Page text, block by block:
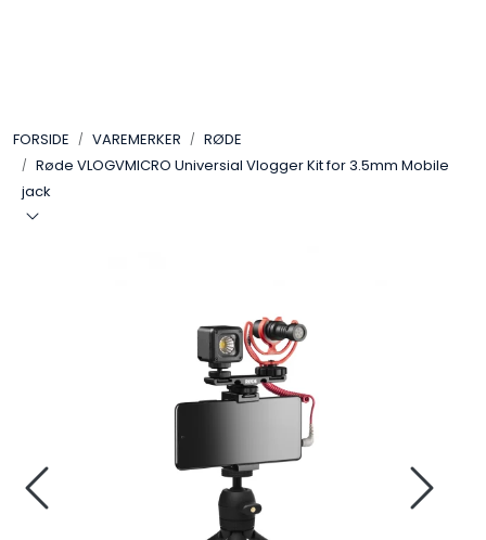
FORSIDE VAREMERKER
RØDE
Røde VLOGVMICRO Universial Vlogger Kit for 3.5mm Mobile
jack
LYD
LYS
SAMTALEROM